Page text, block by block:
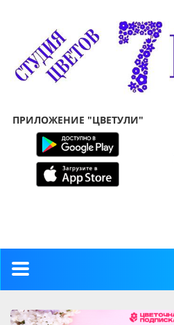
ПРИЛОЖЕНИЕ "ЦВЕТУЛИ"
Toggle